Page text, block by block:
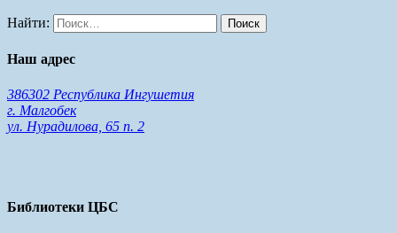
Найти:
Наш адрес
386302 Республика Ингушетия
г. Малгобек
ул. Нурадилова, 65 п. 2
Библиотеки ЦБС